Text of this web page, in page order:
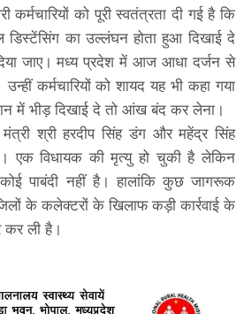
को पूरी स्वतंत्रता दी गई है कि
डिस्टेंसिंग का उल्लंघन होता हुआ दिखाई दे
जाए। मध्य प्रदेश में आज आधा दर्जन से
कर्मचारियों को शायद यह भी कहा गया
में भीड़ दिखाई दे तो आंख बंद कर लेना।
श्री हरदीप सिंह डंग और महेंद्र सिंह
एक विधायक की मृत्यु हो चुकी है लेकिन
कोई पाबंदी नहीं है। हालांकि कुछ जागरूक
के कलेक्टरों के खिलाफ कड़ी कार्रवाई के
कर ली है।